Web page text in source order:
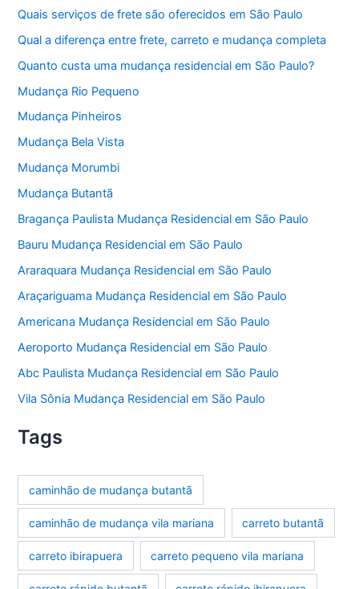
Quais serviços de frete são oferecidos em São Paulo
Qual a diferença entre frete, carreto e mudança completa
Quanto custa uma mudança residencial em São Paulo?
Mudança Rio Pequeno
Mudança Pinheiros
Mudança Bela Vista
Mudança Morumbi
Mudança Butantã
Bragança Paulista Mudança Residencial em São Paulo
Bauru Mudança Residencial em São Paulo
Araraquara Mudança Residencial em São Paulo
Araçariguama Mudança Residencial em São Paulo
Americana Mudança Residencial em São Paulo
Aeroporto Mudança Residencial em São Paulo
Abc Paulista Mudança Residencial em São Paulo
Vila Sônia Mudança Residencial em São Paulo
Tags
caminhão de mudança butantã
caminhão de mudança vila mariana carreto butantã
carreto ibirapuera carreto pequeno vila mariana